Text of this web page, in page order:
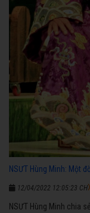
NSƯT Hùng Minh: Một
12/04/2022 12:05:23 CH
NSƯT Hùng Minh chia